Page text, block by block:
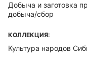
Добыча и заготовка
добыча/сбор
КОЛЛЕКЦИЯ:
Культура народов